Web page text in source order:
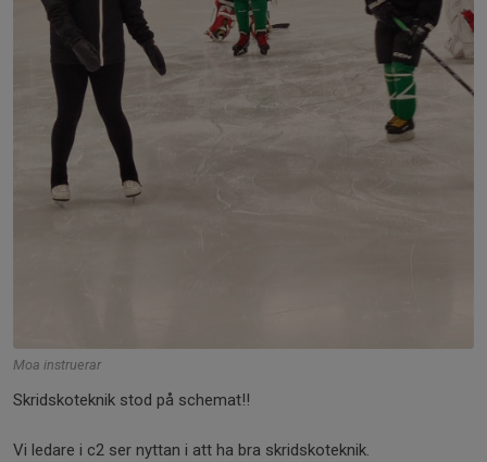
Moa instruerar
Skridskoteknik stod på schemat!!
Vi ledare i c2 ser nyttan i att ha bra skridskoteknik.